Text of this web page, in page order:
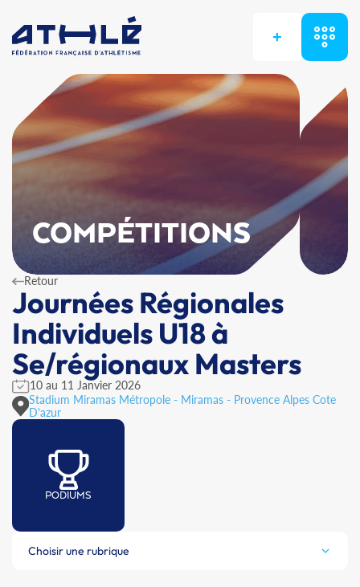
+
COMPÉTITIONS
Retour
Journées Régionales
Individuels U18 à
Se/régionaux Masters
10 au 11 Janvier 2026
Stadium Miramas Métropole - Miramas - Provence Alpes Cote
D'azur
PODIUMS
Choisir une rubrique